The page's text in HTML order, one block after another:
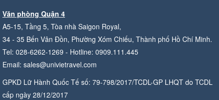
Văn phòng Quận 4
A5-15, Tầng 5, Tòa nhà Saigon Royal,
34 - 35 Bến Vân Đồn, Phường Xóm Chiếu, Thành phố Hồ Chí Minh.
Tel: 028-6262-1269 - Hotline: 0909.111.445
Email: sales@univietravel.com
GPKD Lữ Hành Quốc Tế số: 79-798/2017/TCDL-GP LHQT do TCDL
cấp ngày 28/12/2017